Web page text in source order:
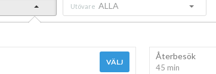
Utövare ALLA
VÄLJ
Återbesök
45 min